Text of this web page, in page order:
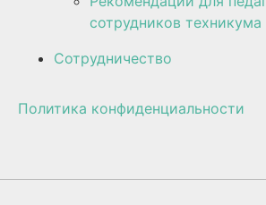
сотрудников техникума
Сотрудничество
Политика конфиденциальности